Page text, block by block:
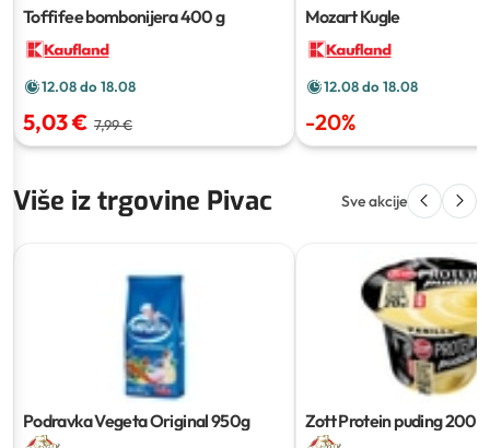
Toffifee bombonijera400 g
12.08 do 18.08
5,03 € 7,99 €
Mozart Kugle
12.08 do 18.08
-20%
Više iz trgovine Pivac Sve akcije
Podravka Vegeta Original950g Zott Protein puding200g